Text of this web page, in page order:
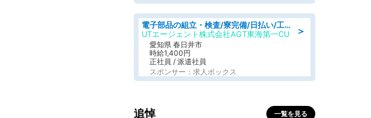
＞
電子部品の組立・検査/寮完備/日払い/工場・製造
UTエージェント株式会社AGT東海第一CU
愛知県 春日井市
時給1,400円
正社員 / 派遣社員
スポンサー：求人ボックス
追悼 一覧を見る